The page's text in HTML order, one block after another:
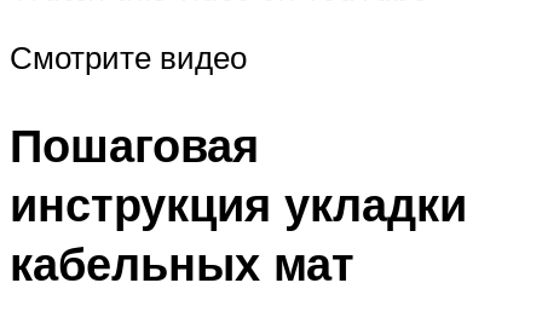
Смотрите видео
Пошаговая
инструкция укладки
кабельных мат